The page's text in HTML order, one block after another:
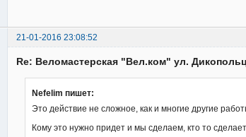
21-01-2016 23:08:52
Re: Веломастерская "Вел.ком" ул.
Nefelim пишет:
Это действие не сложное, как и многие другие
Кому это нужно придет и мы сделаем, кто то